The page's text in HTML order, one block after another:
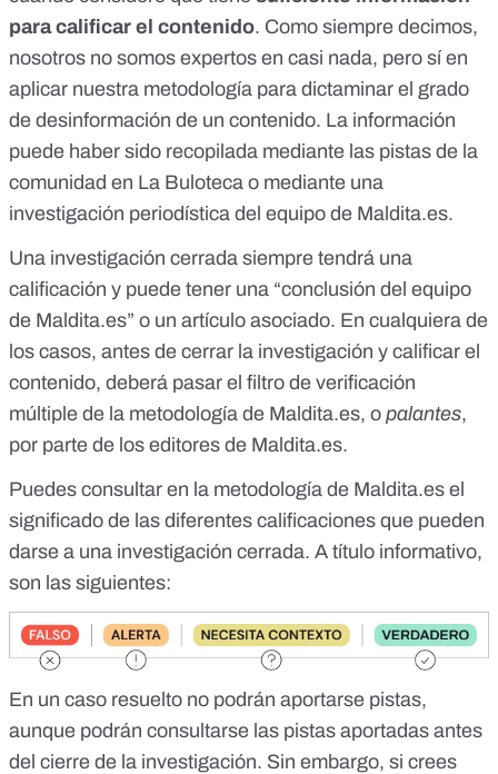
para calificar el contenido. Como siempre decimos,
nosotros no somos expertos en casi nada, pero sí en
aplicar nuestra metodología para dictaminar el grado
de desinformación de un contenido. La información
puede haber sido recopilada mediante las pistas de la
comunidad en La Buloteca o mediante una
investigación periodística del equipo de Maldita.es.
Una investigación cerrada siempre tendrá una
calificación y puede tener una “conclusión del equipo
de Maldita.es” o un artículo asociado. En cualquiera de
los casos, antes de cerrar la investigación y calificar el
contenido, deberá pasar el filtro de verificación
múltiple de la metodología de Maldita.es, o palantes,
por parte de los editores de Maldita.es.
Puedes consultar en la metodología de Maldita.es el
significado de las diferentes calificaciones que pueden
darse a una investigación cerrada. A título informativo,
son las siguientes:
En un caso resuelto no podrán aportarse pistas,
aunque podrán consultarse las pistas aportadas antes
del cierre de la investigación. Sin embargo, si crees